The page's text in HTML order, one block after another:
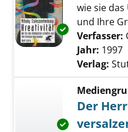
Exemplar-
wie sie
und Ihre
Verfasser:
Jahr: 1997
Verlag:
Exemplar-
Der